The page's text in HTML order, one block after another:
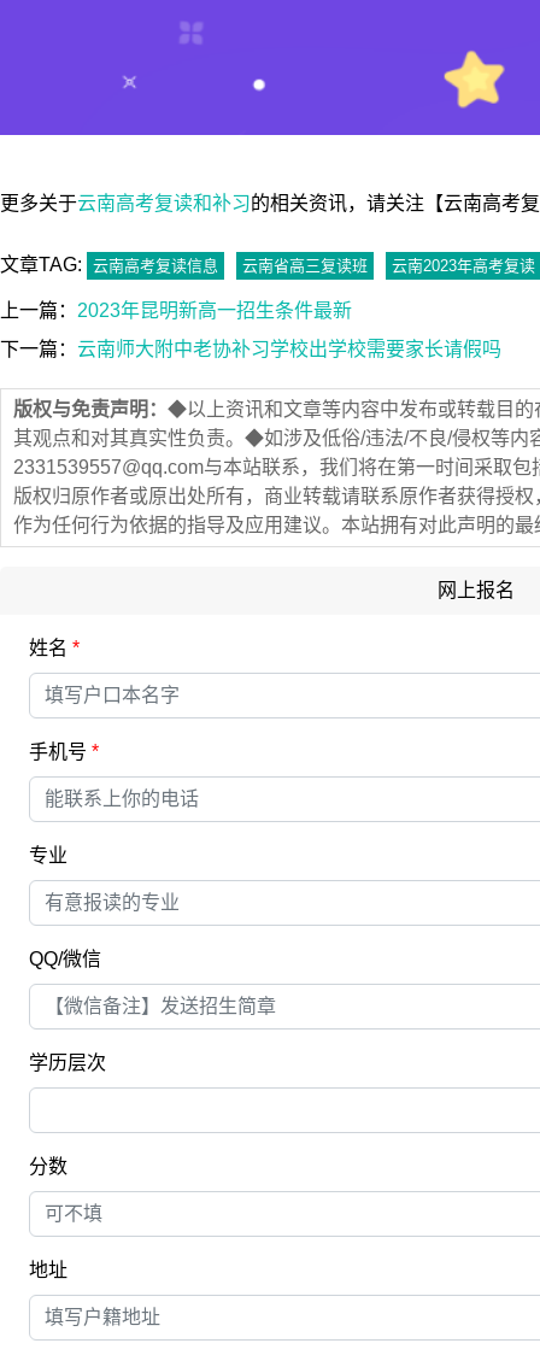
更多关于云南高考复读和补习的相关资讯，请关注【云南高考
文章TAG: 云南高考复读信息 云南省高三复读班 云南2023年高考复读
上一篇： 2023年昆明新高一招生条件最新
下一篇： 云南师大附中老协补习学校出学校需要家长请假吗
版权与免责声明： ◆以上资讯和文章等内容中发布或转载目
其观点和对其真实性负责。◆如涉及低俗/违法/不良/侵权等内
2331539557@qq.com与本站联系，我们将在第一时间采取
版权归原作者或原出处所有，商业转载请联系原作者获得授
作为任何行为依据的指导及应用建议。本站拥有对此声明的最
网上报名
姓名 *
手机号 *
专业
QQ/微信
学历层次
分数
地址